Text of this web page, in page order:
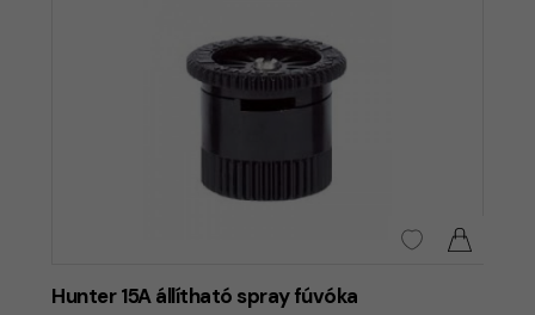
Hunter 15A állítható spray fúvóka